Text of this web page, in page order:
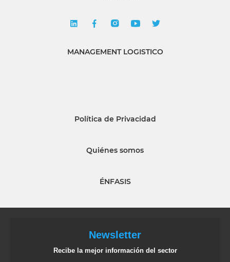
MANAGEMENT LOGISTICO
Política de Privacidad
Quiénes somos
ÉNFASIS
Newsletter
Recibe la mejor información del sector